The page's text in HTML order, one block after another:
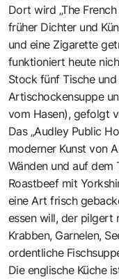
Dort wird „The
früher Dichter und
und eine Zigarette
funktioniert heute
Stock fünf Tische
Artischockensuppe
vom Hasen), gefolgt
Das „Audley Public
moderner Kunst von
Wänden und auf dem
Roastbeef mit
eine Art frisch
essen will, der pilgert
Krabben, Garnelen,
ordentliche
Die englische Küche